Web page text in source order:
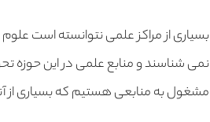
بسیاری از مراکز علمی نتوانسته است
نمی شناسند و منابع علمی در این حوزه
مشغول به منابعی هستیم که بسیاری از